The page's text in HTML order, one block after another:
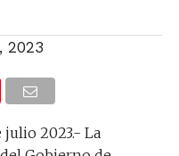
2023
julio 2023.- La